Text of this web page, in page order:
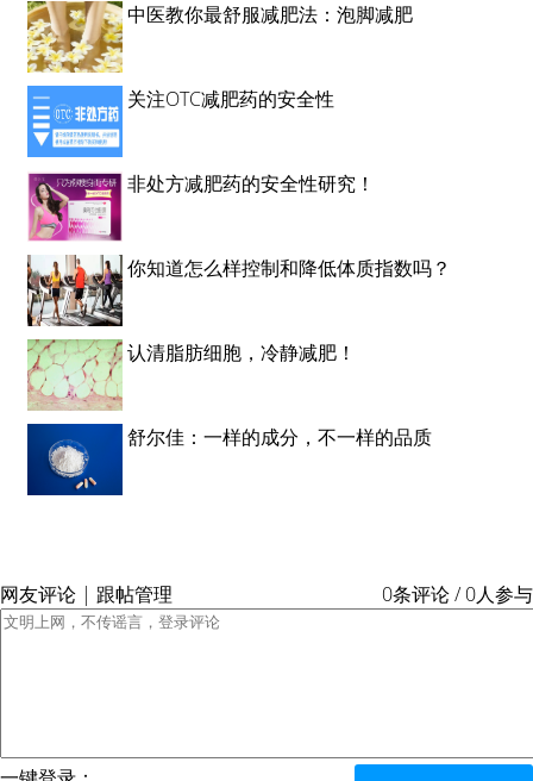
中医教你最舒服减肥法：泡脚减肥
关注OTC减肥药的安全性
非处方减肥药的安全性研究！
你知道怎么样控制和降低体质指数吗？
认清脂肪细胞，冷静减肥！
舒尔佳：一样的成分，不一样的品质
网友评论 | 跟帖管理 0条评论 / 0人参与